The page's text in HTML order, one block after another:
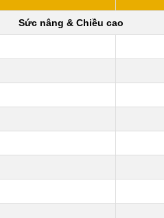
Sức nâng & Chiều cao